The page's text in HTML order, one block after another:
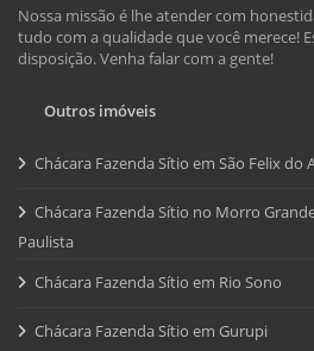
Nossa missão é lhe atender com
tudo com a qualidade que você merece!
disposição. Venha falar com a gente!
Outros imóveis
Chácara Fazenda Sítio em São Felix do
Chácara Fazenda Sítio no Morro
Paulista
Chácara Fazenda Sítio em Rio Sono
Chácara Fazenda Sítio em Gurupi